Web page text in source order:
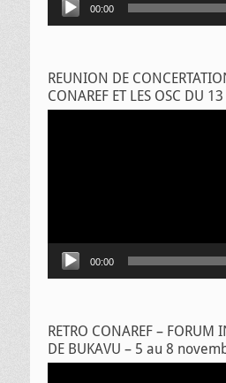
00:00
REUNION DE
CONAREF ET LES OSC DU
00:00
RETRO CONAREF – FORUM
DE BUKAVU – 5 au 8